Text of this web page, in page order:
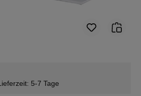
5-7 Tage